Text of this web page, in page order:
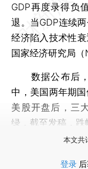
GDP再度录得负
退。当GDP连续
经济陷入技术性
国家经济研究局（
数据公布后，
中，美国两年期国
美股开盘后，三
绿，截至发稿，跌
本文共
登录